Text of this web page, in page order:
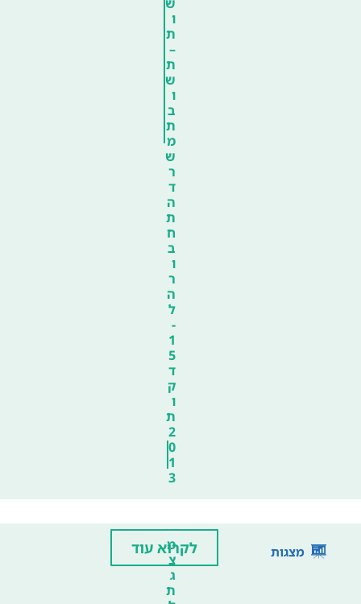
ו
ת
–
ת
ש
ו
ב
ת
מ
ש
ר
ד
ה
ת
ח
ב
ו
ר
ה
ל
-
1
5
ד
ק
ו
ת
2
0
1
3
מצגות
מ
צ
ג
ת
לקרוא עוד